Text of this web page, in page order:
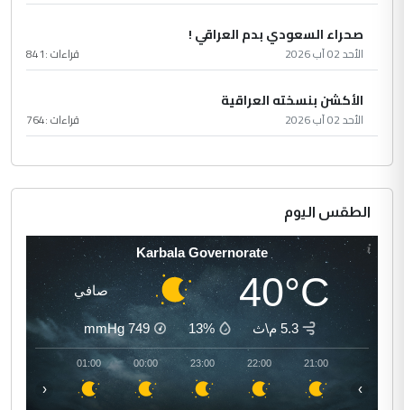
صحراء السعودي بدم العراقي !
الأحد 02 آب 2026 قراءات :841
الأكشن بنسخته العراقية
الأحد 02 آب 2026 قراءات :764
الطقس اليوم
Karbala Governorate
40°C صافي
5.3 م\ث 13%
749
mmHg
21:00
22:00
23:00
00:00
01:00
‹ ›